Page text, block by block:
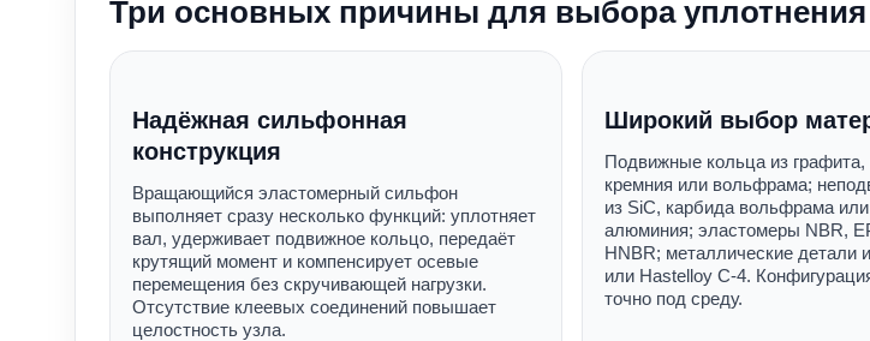
Три основных причины для выбора уплотнения
Надёжная сильфонная
конструкция
Вращающийся эластомерный сильфон
выполняет сразу несколько функций: уплотняет
вал, удерживает подвижное кольцо, передаёт
крутящий момент и компенсирует осевые
перемещения без скручивающей нагрузки.
Отсутствие клеевых соединений повышает
целостность узла.
Широкий выбор
Подвижные кольца из графита,
кремния или вольфрама;
из SiC, карбида вольфрама
алюминия; эластомеры NBR,
HNBR; металлические детали
или Hastelloy C-4.
точно под среду.